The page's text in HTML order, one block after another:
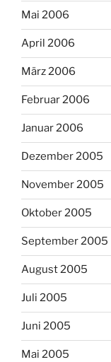
Mai 2006
April 2006
März 2006
Februar 2006
Januar 2006
Dezember 2005
November 2005
Oktober 2005
September 2005
August 2005
Juli 2005
Juni 2005
Mai 2005